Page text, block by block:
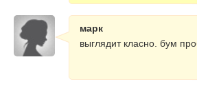
марк
выглядит класно. бум